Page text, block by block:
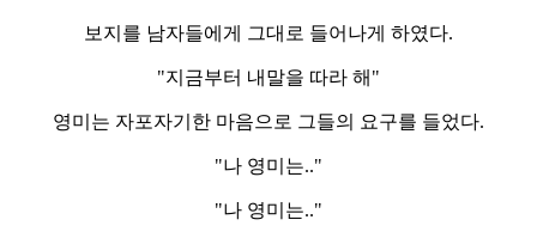
보지를 남자들에게 그대로 들어나게 하였다.
"지금부터 내말을 따라 해"
영미는 자포자기한 마음으로 그들의 요구를 들었다.
"나 영미는.."
"나 영미는.."